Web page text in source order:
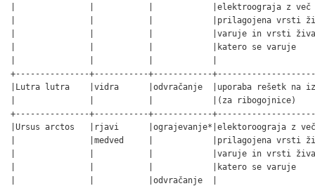
|               |           |            |elektroograja z več
|               |           |            |prilagojena vrsti
|               |           |            |varuje in vrsti
|               |           |            |katero se varuje
+---------------+-----------+------------
|Lutra lutra    |vidra      |odvračanje  |uporaba rešetk na
|               |           |            |(za ribogojnice)
+---------------+-----------+------------
|Ursus arctos   |rjavi      |ograjevanje*|elektoroograja z
|               |medved     |            |prilagojena vrsti
|               |           |            |varuje in vrsti
|               |           |            |katero se varuje
|               |           |odvračanje  |